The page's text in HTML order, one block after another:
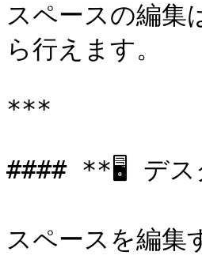
スペースの編
ら行えます。
***
#### **🖥 デス
スペースを編集